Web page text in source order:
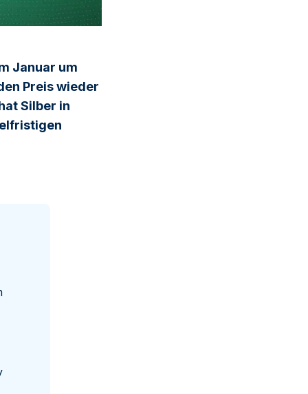
Januar um
Preis wieder
Silber in